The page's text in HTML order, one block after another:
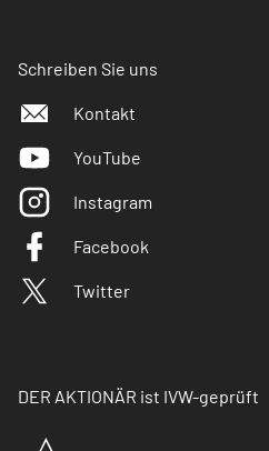
Schreiben Sie uns
Kontakt
YouTube
Instagram
Facebook
Twitter
DER AKTIONÄR ist IVW-geprüft